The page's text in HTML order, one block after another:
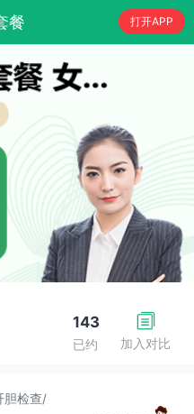
餐 打开APP
加入对比
143
已约
胆检查/